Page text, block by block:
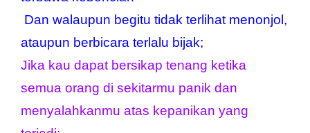
ataupun berbicara terlalu bijak;
Jika kau dapat bersikap tenang ketika
semua orang di sekitarmu panik dan
menyalahkanmu atas kepanikan yang